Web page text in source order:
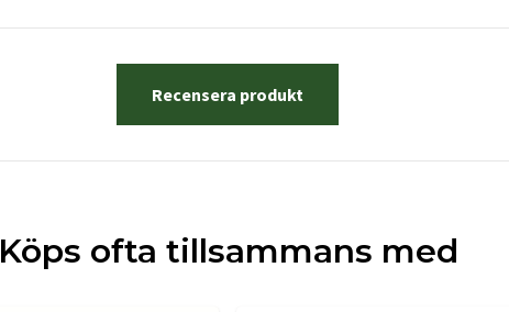
Recensera produkt
Köps ofta tillsammans med